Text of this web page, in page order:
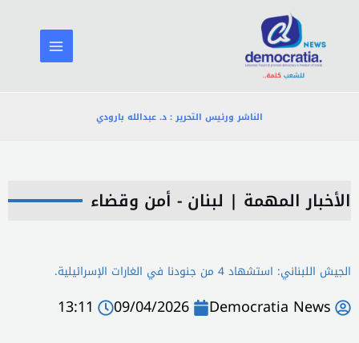
المحتوى
الناشر ورئيس التحرير : د. عبدالله بارودي
الأخبار المهمة | لبنان - أمن وقضاء
الجيش اللبناني: استشهاد 4 من جنودنا في الغارات الإسرائيلية.
Democratia News
09/04/2026
13:11